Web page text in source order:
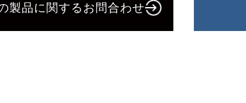
製品に関するお問合わせ